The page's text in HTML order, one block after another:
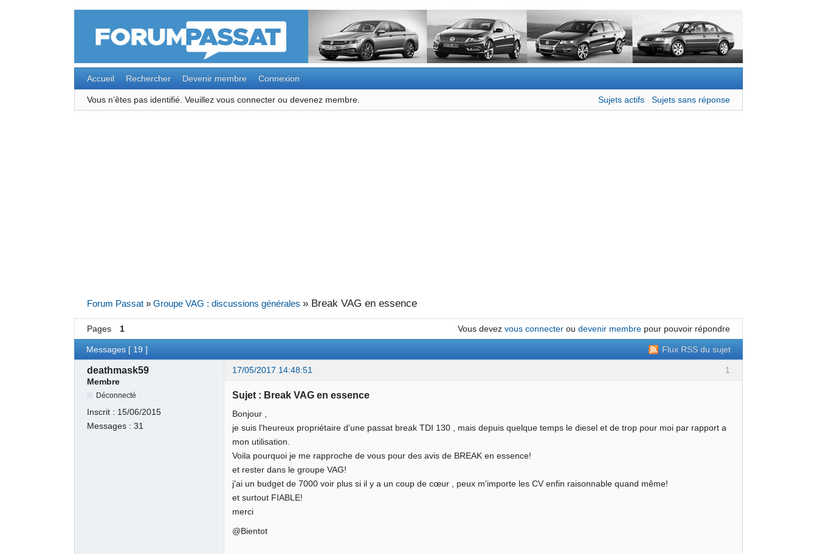
Accueil Rechercher Devenir membre Connexion
Vous n’êtes pas identifié. Veuillez vous connecter ou devenez membre. Sujets actifs Sujets sans réponse
Forum Passat » Groupe VAG : discussions générales » Break VAG en essence
Pages 1 Vous devez vous connecterou devenir membrepour pouvoir répondre
Flux RSS du sujet
Messages [ 19 ]
1
deathmask59
17/05/2017 14:48:51
Membre
Déconnecté
Inscrit : 15/06/2015
Messages :31
Sujet : Break VAG en essence
Bonjour ,
je suis l'heureux propriétaire d'une passat break TDI 130 , mais depuis quelque temps le diesel et de trop pour moi par rapport a
mon utilisation.
Voila pourquoi je me rapproche de vous pour des avis de BREAK en essence!
et rester dans le groupe VAG!
j'ai un budget de 7000 voir plus si il y a un coup de cœur , peux m'importe les CV enfin raisonnable quand même!
et surtout FIABLE!
merci
@Bientot